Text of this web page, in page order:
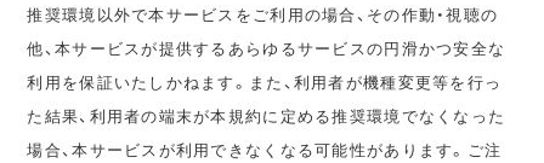
推奨環境以外で本サービスをご利用の場合、その作動・視聴の
他、本サービスが提供するあらゆるサービスの円滑かつ安全な
利用を保証いたしかねます。また、利用者が機種変更等を行っ
た結果、利用者の端末が本規約に定める推奨環境でなくなった
場合、本サービスが利用できなくなる可能性があります。ご注